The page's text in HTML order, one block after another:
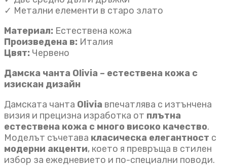
✓ Метални елементи в старо злато
Материал: Естествена кожа
Произведена в: Италия
Цвят: Червено
Дамска чанта Olivia – естествена кожа с
изискан дизайн
Дамската чанта Olivia впечатлява с изтънчена
визия и прецизна изработка от плътна
естествена кожа с много високо качество.
Моделът съчетава класическа елегантност с
модерни акценти, което я превръща в стилен
избор за ежедневието и по-специални поводи.